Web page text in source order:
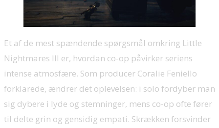
Et af de mest spændende spørgsmål omkring Little
Nightmares III er, hvordan co-op påvirker seriens
intense atmosfære. Som producer Coralie Feniello
forklarede, ændrer det oplevelsen: i solo fordyber man
sig dybere i lyde og stemninger, mens co-op ofte fører
til delte grin og gensidig empati. Skrækken forsvinder